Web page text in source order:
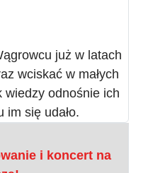
już w latach
wciskać w małych
wiedzy odnośnie ich
im się udało.
i koncert na